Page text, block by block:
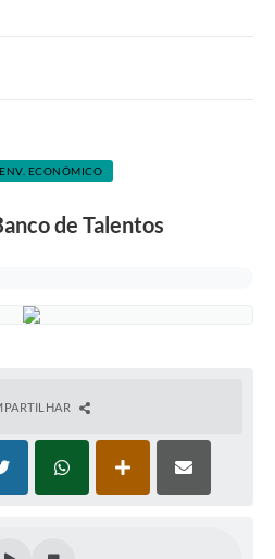
ECONÔMICO
de Talentos